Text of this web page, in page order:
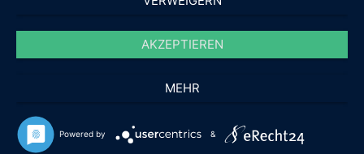
AKZEPTIEREN
MEHR
Powered by &